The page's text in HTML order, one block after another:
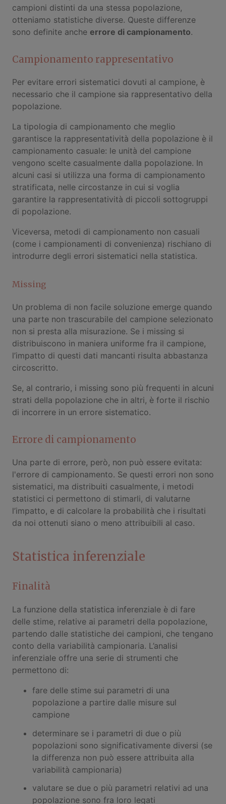
campioni distinti da una stessa popolazione,
otteniamo statistiche diverse. Queste differenze
sono definite anche errore di campionamento.
Campionamento rappresentativo
Per evitare errori sistematici dovuti al campione, è
necessario che il campione sia rappresentativo della
popolazione.
La tipologia di campionamento che meglio
garantisce la rappresentatività della popolazione è il
campionamento casuale: le unità del campione
vengono scelte casualmente dalla popolazione. In
alcuni casi si utilizza una forma di campionamento
stratificata, nelle circostanze in cui si voglia
garantire la rappresentatività di piccoli sottogruppi
di popolazione.
Viceversa, metodi di campionamento non casuali
(come i campionamenti di convenienza) rischiano di
introdurre degli errori sistematici nella statistica.
Missing
Un problema di non facile soluzione emerge quando
una parte non trascurabile del campione selezionato
non si presta alla misurazione. Se i missing si
distribuiscono in maniera uniforme fra il campione,
l’impatto di questi dati mancanti risulta abbastanza
circoscritto.
Se, al contrario, i missing sono più frequenti in alcuni
strati della popolazione che in altri, è forte il rischio
di incorrere in un errore sistematico.
Errore di campionamento
Una parte di errore, però, non può essere evitata:
l'errore di campionamento. Se questi errori non sono
sistematici, ma distribuiti casualmente, i metodi
statistici ci permettono di stimarli, di valutarne
l’impatto, e di calcolare la probabilità che i risultati
da noi ottenuti siano o meno attribuibili al caso.
Statistica inferenziale
Finalità
La funzione della statistica inferenziale è di fare
delle stime, relative ai parametri della popolazione,
partendo dalle statistiche dei campioni, che tengano
conto della variabilità campionaria. L’analisi
inferenziale offre una serie di strumenti che
permettono di:
fare delle stime sui parametri di una
popolazione a partire dalle misure sul
campione
determinare se i parametri di due o più
popolazioni sono significativamente diversi (se
la differenza non può essere attribuita alla
variabilità campionaria)
valutare se due o più parametri relativi ad una
popolazione sono fra loro legati